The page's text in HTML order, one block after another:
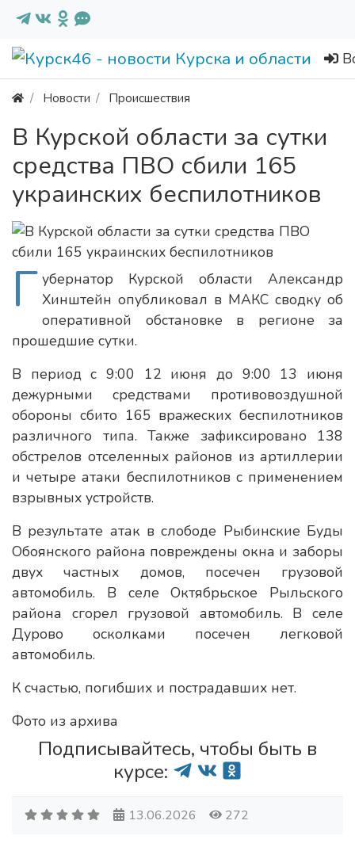
Новости Происшествия
В Курской области за сутки
средства ПВО сбили 165
украинских беспилотников
Г убернатор Курской области Александр
Хинштейн опубликовал в МАКС сводку об
оперативной обстановке в регионе за
прошедшие сутки.
В период с 9:00 12 июня до 9:00 13 июня
дежурными средствами противовоздушной
обороны сбито 165 вражеских беспилотников
различного типа. Также зафиксировано 138
обстрелов отселенных районов из артиллерии
и четыре атаки беспилотников с применением
взрывных устройств.
В результате атак в слободе Рыбинские Буды
Обоянского района повреждены окна и заборы
двух частных домов, посечен грузовой
автомобиль. В селе Октябрьское Рыльского
района сгорел грузовой автомобиль. В селе
Дурово осколками посечен легковой
автомобиль.
К счастью, погибших и пострадавших нет.
Фото из архива
Подписывайтесь, чтобы быть в
курсе:
13.06.2026 272